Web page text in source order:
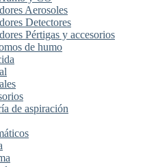
Aerosoles
Detectores
Pértigas y accesorios
de humo
de aspiración